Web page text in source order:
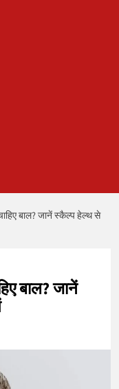
बाल? जानें स्कैल्प हेल्थ से
बाल? जानें